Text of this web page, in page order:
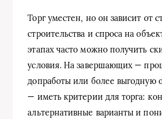
Торг уместен, но он зависит от
строительства и спроса на
этапах часто можно получить
условия. На завершающих —
допработы или более выгодную
— иметь критерии для торга:
альтернативные варианты и